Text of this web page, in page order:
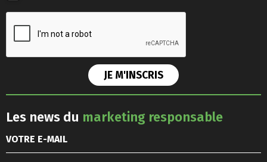
Les news du marketing responsable